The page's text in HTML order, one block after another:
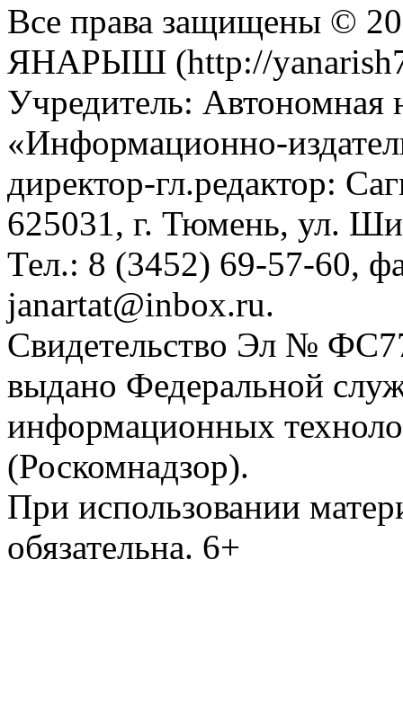
Все права защищены ©
ЯНАРЫШ (http://
Учредитель: Автономная
«Информационно-
директор-гл.редактор:
625031, г. Тюмень, ул.
Тел.: 8 (3452) 69-57-60,
janartat@inbox.ru.
Свидетельство Эл №
выдано Федеральной
информационных
(Роскомнадзор).
При использовании
обязательна. 6+